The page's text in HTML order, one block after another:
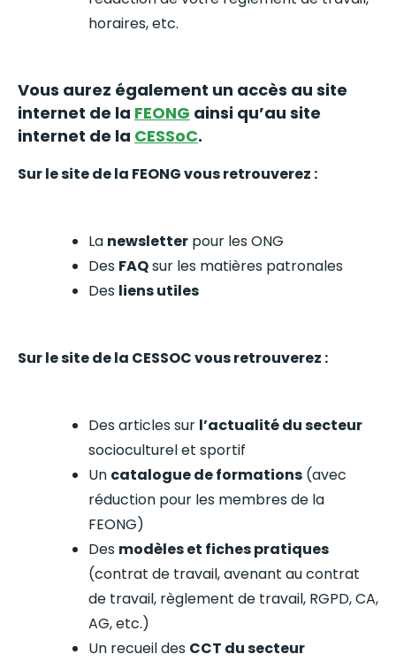
horaires, etc.
Vous aurez également un accès au site
internet de la FEONG ainsi qu’au site
internet de la CESSoC.
Sur le site de la FEONG vous retrouverez :
La newsletter pour les ONG
Des FAQsur les matières patronales
Des liens utiles
Sur le site de la CESSOC vous retrouverez :
Des articles sur l’actualité du secteur
socioculturel et sportif
Un catalogue de formations (avec
réduction pour les membres de la
FEONG)
Des modèles et fiches pratiques
(contrat de travail, avenant au contrat
de travail, règlement de travail, RGPD, CA,
AG, etc.)
Un recueil des CCT du secteur